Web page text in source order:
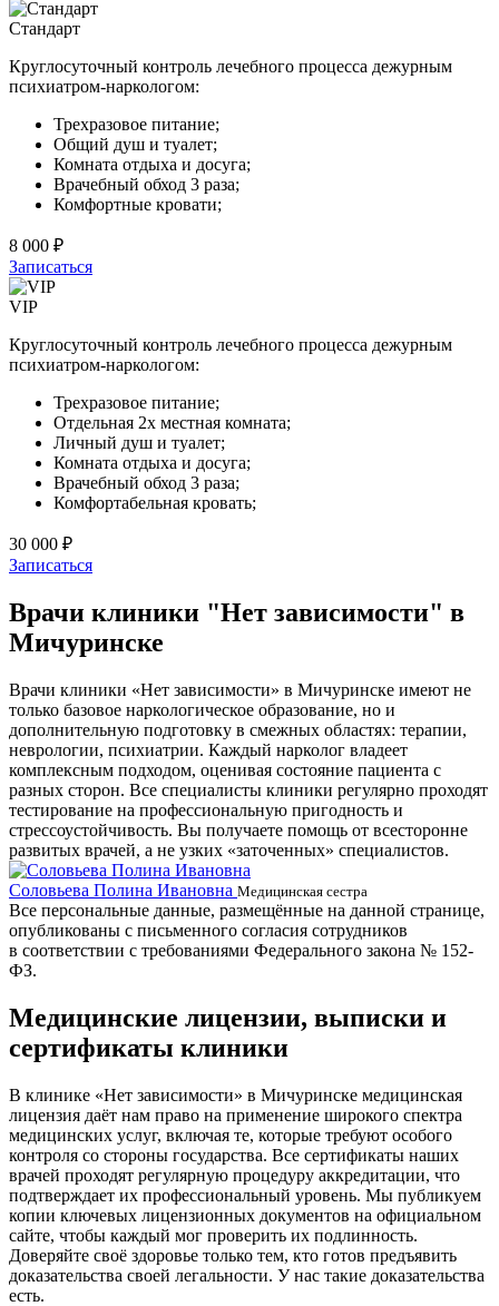
Стандарт
Круглосуточный контроль лечебного процесса дежурным
психиатром-наркологом:
Трехразовое питание;
Общий душ и туалет;
Комната отдыха и досуга;
Врачебный обход 3 раза;
Комфортные кровати;
8 000 ₽
Записаться
VIP
Круглосуточный контроль лечебного процесса дежурным
психиатром-наркологом:
Трехразовое питание;
Отдельная 2х местная комната;
Личный душ и туалет;
Комната отдыха и досуга;
Врачебный обход 3 раза;
Комфортабельная кровать;
30 000 ₽
Записаться
Врачи клиники "Нет зависимости" в
Мичуринске
Врачи клиники «Нет зависимости» в Мичуринске имеют не
только базовое наркологическое образование, но и
дополнительную подготовку в смежных областях: терапии,
неврологии, психиатрии. Каждый нарколог владеет
комплексным подходом, оценивая состояние пациента с
разных сторон. Все специалисты клиники регулярно проходят
тестирование на профессиональную пригодность и
стрессоустойчивость. Вы получаете помощь от всесторонне
развитых врачей, а не узких «заточенных» специалистов.
Соловьева Полина Ивановна Медицинская сестра
Все персональные данные, размещённые на данной странице,
опубликованы с письменного согласия сотрудников
в соответствии с требованиями Федерального закона № 152-
ФЗ.
Медицинские лицензии, выписки и
сертификаты клиники
В клинике «Нет зависимости» в Мичуринске медицинская
лицензия даёт нам право на применение широкого спектра
медицинских услуг, включая те, которые требуют особого
контроля со стороны государства. Все сертификаты наших
врачей проходят регулярную процедуру аккредитации, что
подтверждает их профессиональный уровень. Мы публикуем
копии ключевых лицензионных документов на официальном
сайте, чтобы каждый мог проверить их подлинность.
Доверяйте своё здоровье только тем, кто готов предъявить
доказательства своей легальности. У нас такие доказательства
есть.